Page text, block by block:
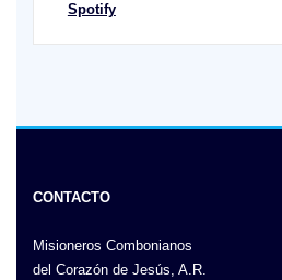
Spotify
CONTACTO
Misioneros Combonianos
del Corazón de Jesús, A.R.